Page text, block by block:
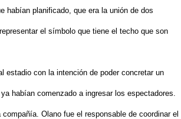
habían planificado, que era la unión de dos
el símbolo que tiene el techo que son
estadio con la intención de poder concretar un
habían comenzado a ingresar los espectadores.
Olano fue el responsable de coordinar el